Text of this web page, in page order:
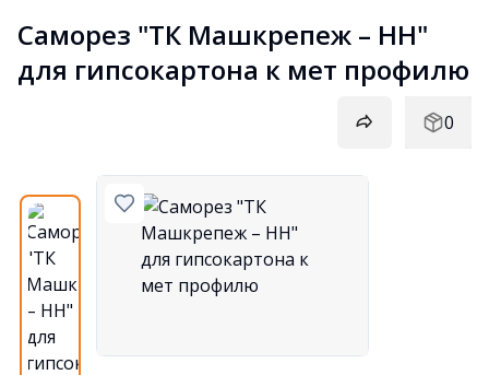
Саморез "ТК Машкрепеж – НН"
для гипсокартона к мет профилю
0